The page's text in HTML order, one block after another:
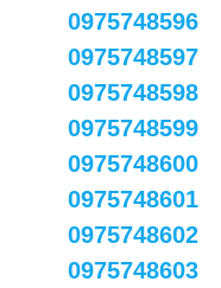
0975748596
0975748597
0975748598
0975748599
0975748600
0975748601
0975748602
0975748603